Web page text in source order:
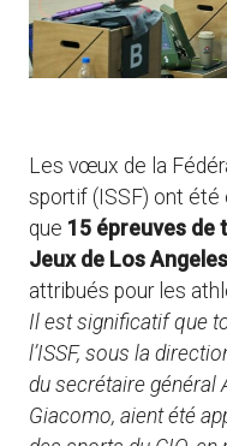
Les vœux de la
sportif (ISSF) ont été
que 15 épreuves de
Jeux de Los
attribués pour les
Il est significatif que
l’ISSF, sous la
du secrétaire général
Giacomo, aient été